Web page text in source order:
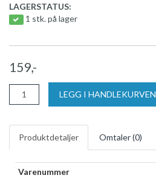
LAGERSTATUS:
1 stk. på lager
159,-
LEGG I HANDLEKURVEN
Produktdetaljer Omtaler (0)
Varenummer